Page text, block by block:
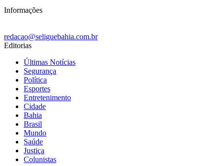
Informações
redacao@seliguebahia.com.br
Editorias
Últimas Notícias
Segurança
Política
Esportes
Entretenimento
Cidade
Bahia
Brasil
Mundo
Saúde
Justiça
Colunistas